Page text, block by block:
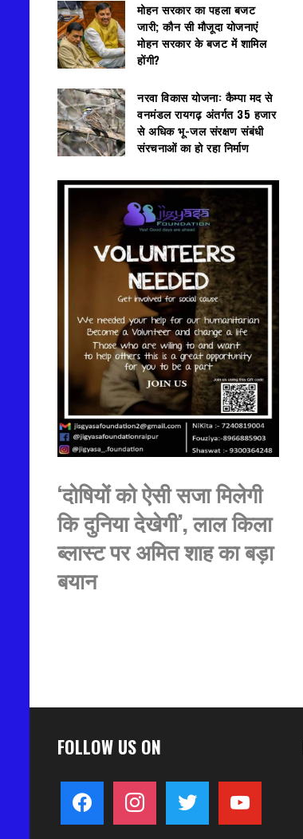
मोहन सरकार का पहला बजट
जारी; कौन सी मौजूदा योजनाएं
मोहन सरकार के बजट में शामिल
होंगी?
नरवा विकास योजना: कैम्पा मद से
वनमंडल रायगढ़ अंतर्गत 35 हजार
से अधिक भू-जल संरक्षण संबंधी
संरचनाओं का हो रहा निर्माण
‘दोषियों को ऐसी सजा मिलेगी
कि दुनिया देखेगी’, लाल किला
ब्लास्ट पर अमित शाह का बड़ा
बयान
FOLLOW US ON
facebook instagram twitter youtube